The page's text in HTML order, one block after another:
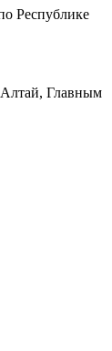
Республике
Алтай, Главным